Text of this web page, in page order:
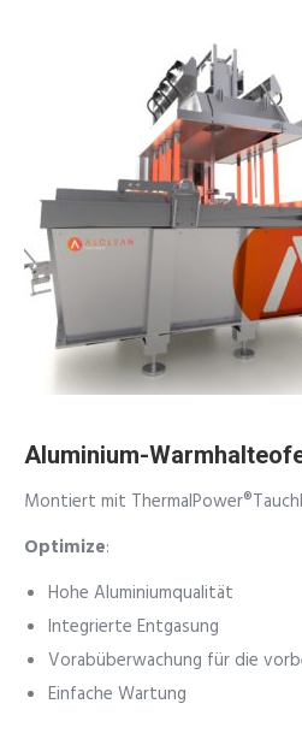
Aluminium-
Montiert mit
Optimize:
Hohe Aluminiumqualität
Integrierte Entgasung
Vorabüberwachung für die
Einfache Wartung